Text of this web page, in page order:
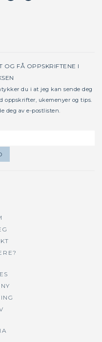
OG FÅ OPPSKRIFTENE I
du i at jeg kan sende deg
oppskrifter, ukemenyer og tips.
deg av e-postlisten.